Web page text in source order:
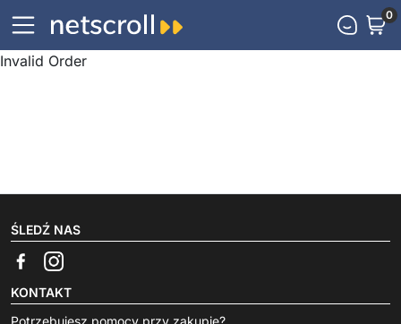
0
Invalid Order
ŚLEDŹ NAS
KONTAKT
Potrzebujesz pomocy przy zakupie?